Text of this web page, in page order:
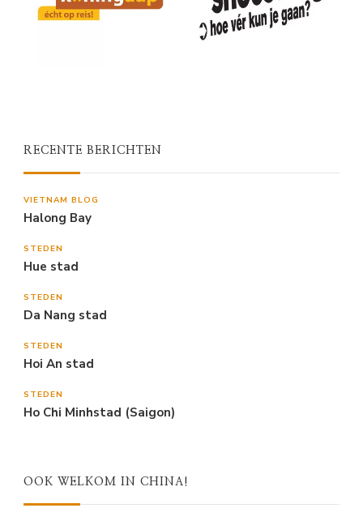
RECENTE BERICHTEN
VIETNAM BLOG
Halong Bay
STEDEN
Hue stad
STEDEN
Da Nang stad
STEDEN
Hoi An stad
STEDEN
Ho Chi Minhstad (Saigon)
OOK WELKOM IN CHINA!